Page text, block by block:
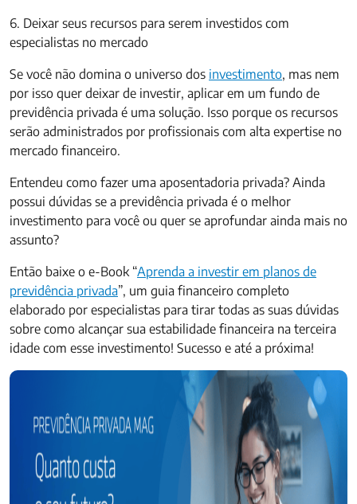
6. Deixar seus recursos para serem investidos com
especialistas no mercado
Se você não domina o universo dos investimento, mas nem
por isso quer deixar de investir, aplicar em um fundo de
previdência privada é uma solução. Isso porque os recursos
serão administrados por profissionais com alta expertise no
mercado financeiro.
Entendeu como fazer uma aposentadoria privada? Ainda
possui dúvidas se a previdência privada é o melhor
investimento para você ou quer se aprofundar ainda mais no
assunto?
Então baixe o e-Book “Aprenda a investir em planos de
previdência privada”, um guia financeiro completo
elaborado por especialistas para tirar todas as suas dúvidas
sobre como alcançar sua estabilidade financeira na terceira
idade com esse investimento! Sucesso e até a próxima!